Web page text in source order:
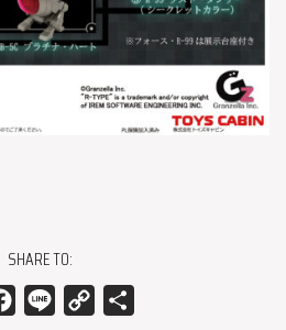
SHARE TO:
Facebook
Line
Copy